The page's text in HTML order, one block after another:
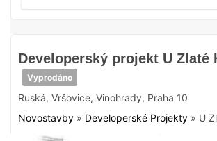
Developerský projekt U Zlaté
Vyprodáno
Ruská, Vršovice, Vinohrady, Praha 10
Novostavby » Developerské Projekty » U